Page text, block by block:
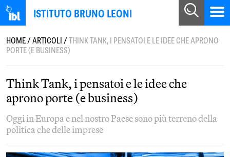
ISTITUTO BRUNO LEONI
HOME/ARTICOLI/THINK TANK, I PENSATOI E LE IDEE CHE APRONO
PORTE (E BUSINESS)
Think Tank, i pensatoi e le idee che
aprono porte (e business)
Oggi in Europa e nel nostro Paese sono più terreno della
politica che delle imprese